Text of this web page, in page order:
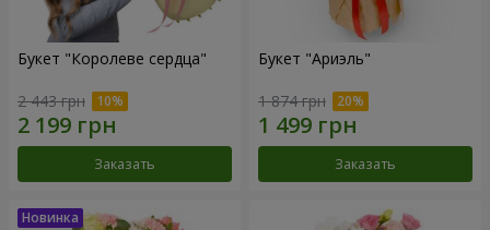
Букет "Королеве сердца"
2 443 грн
Заказать
Букет "Ариэль"
1 874 грн
Заказать